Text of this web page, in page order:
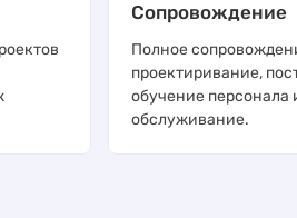
Сопровождение
Полное
проектиривание,
обучение персонала
обслуживание.